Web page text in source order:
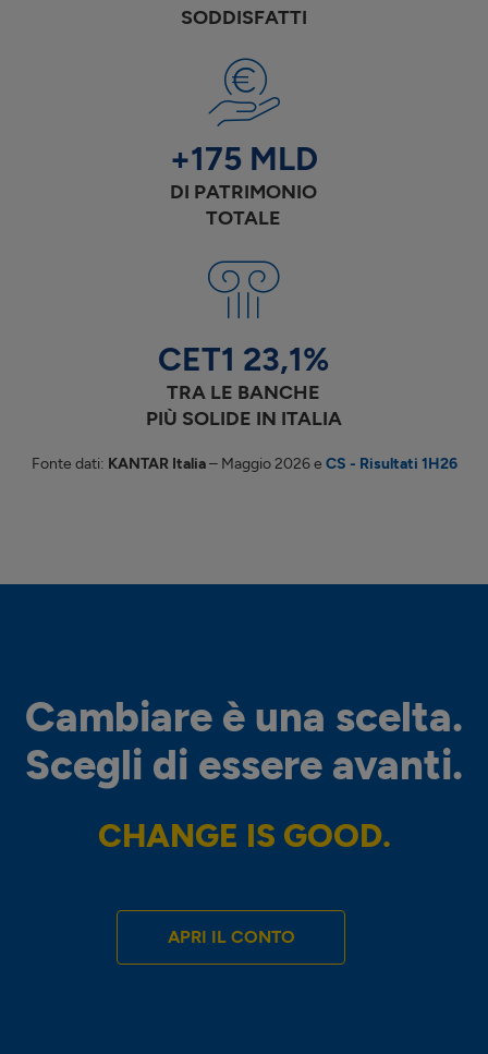
SODDISFATTI
+175 MLD
DI PATRIMONIO
TOTALE
CET1 23,1%
TRA LE BANCHE
PIÙ SOLIDE IN ITALIA
Fonte dati: KANTAR Italia– Maggio 2026 e CS - Risultati 1H26
Cambiare è una scelta.
Scegli di essere avanti.
CHANGE IS GOOD.
APRI IL CONTO